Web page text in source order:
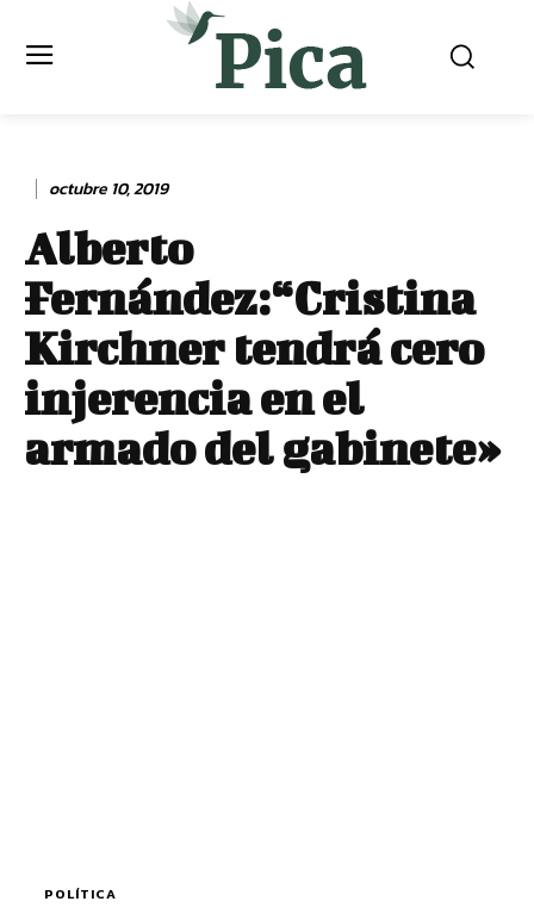
octubre 10, 2019
Alberto
Fernández:“Cristina
Kirchner tendrá cero
injerencia en el
armado del gabinete»
POLÍTICA